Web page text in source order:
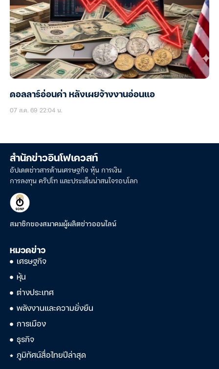
ดอลลาร์อ่อนค่า หลังเผยจ้างงานอ่อนแอ
07 ส.ค. 69 22:04 น.
สำนักข่าวอินโฟเควสท์
อัปเดตข่าวสารด้านเศรษฐกิจ หุ้น การเงิน
การลงทุน คริปโท และประเด็นน่าสนใจรอบโลก
สมาชิกของสมาคมผู้ผลิตข่าวออนไลน์
หมวดข่าว
เศรษฐกิจ
หุ้น
ต่างประเทศ
พลังงานและความยั่งยืน
การเมือง
ธุรกิจ
ภูมิทัศน์สื่อไทยปีล่าสุด